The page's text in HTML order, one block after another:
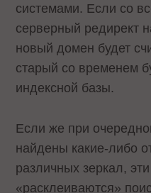
системами. Если со
серверный редирект
новый домен будет
старый со временем
индексной базы.
Если же при
найдены какие-либо
различных зеркал,
«расклеиваются»